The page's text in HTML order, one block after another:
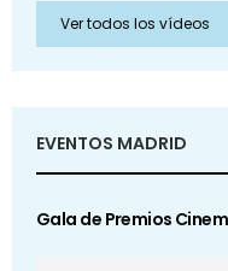
Ver todos los vídeos
EVENTOS MADRID
Gala de Premios